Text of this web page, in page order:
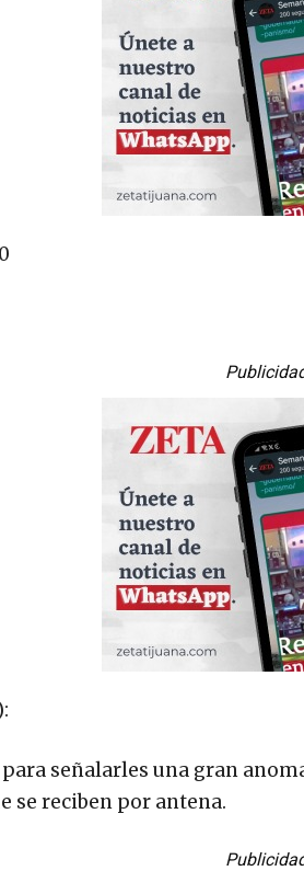
señalarles una gran
se reciben por antena.